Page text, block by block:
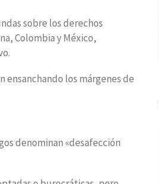
sobre los derechos
Colombia y México,
ensanchando los márgenes de
denominan «desafección